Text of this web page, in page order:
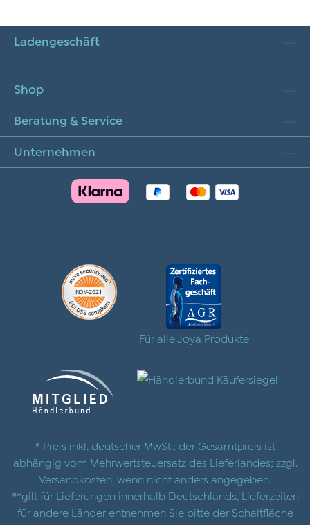
Ladengeschäft
Shop
Beratung & Service
Unternehmen
Für alle Joya Produkte
* Preis inkl. deutscher MwSt.; der Gesamtpreis ist
abhängig vom Mehrwertsteuersatz des Lieferlandes; zzgl.
Versandkosten , wenn nicht anders angegeben.
**gilt für Lieferungen innerhalb Deutschlands, Lieferzeiten
für andere Länder entnehmen Sie bitte der Schaltfläche
mit denVersandinformationen